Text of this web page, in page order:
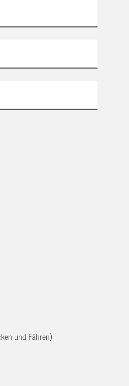
und Fähren)